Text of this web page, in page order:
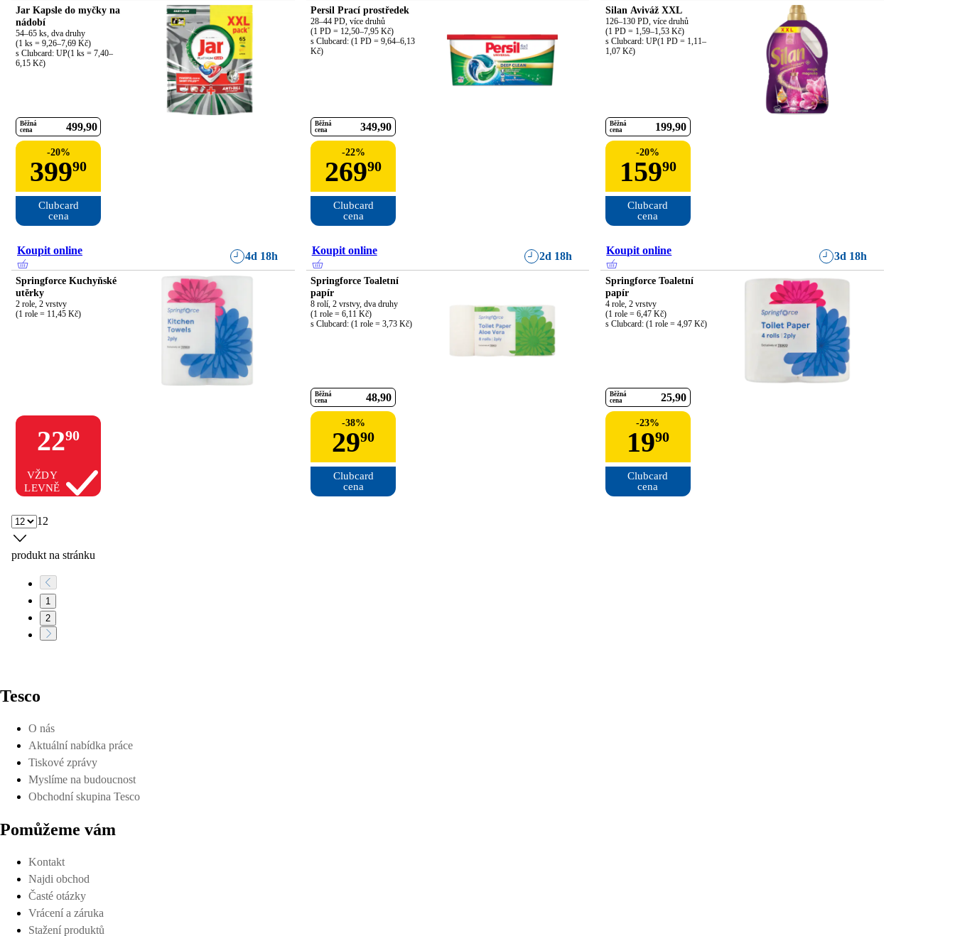
Jar Kapsle do myčky na
nádobí
54–65 ks, dva druhy
(1 ks = 9,26–7,69 Kč)
s Clubcard: UP(1 ks = 7,40–
6,15 Kč)
Běžná
cena
499 90
-20%
39990
Clubcard
cena
Persil Prací prostředek
28–44 PD, více druhů
(1 PD = 12,50–7,95 Kč)
s Clubcard: (1 PD = 9,64–6,13
Kč)
Běžná
cena
349 90
-22%
26990
Clubcard
cena
Silan Aviváž XXL
126–130 PD, více druhů
(1 PD = 1,59–1,53 Kč)
s Clubcard: UP(1 PD = 1,11–
1,07 Kč)
Běžná
cena
199 90
-20%
15990
Clubcard
cena
Koupit online 4d 18h
Springforce Kuchyňské
utěrky
2 role, 2 vrstvy
(1 role = 11,45 Kč)
2290
VŽDY
LEVNĚ
Koupit online 2d 18h
Springforce Toaletní
papír
8 rolí, 2 vrstvy, dva druhy
(1 role = 6,11 Kč)
s Clubcard: (1 role = 3,73 Kč)
Běžná
cena
48 90
-38%
2990
Clubcard
cena
Koupit online 3d 18h
Springforce Toaletní
papír
4 role, 2 vrstvy
(1 role = 6,47 Kč)
s Clubcard: (1 role = 4,97 Kč)
Běžná
cena
25 90
-23%
1990
Clubcard
cena
12
produkt na stránku
1
2
Tesco
O nás
Aktuální nabídka práce
Tiskové zprávy
Myslíme na budoucnost
Obchodní skupina Tesco
Pomůžeme vám
Kontakt
Najdi obchod
Časté otázky
Vrácení a záruka
Stažení produktů